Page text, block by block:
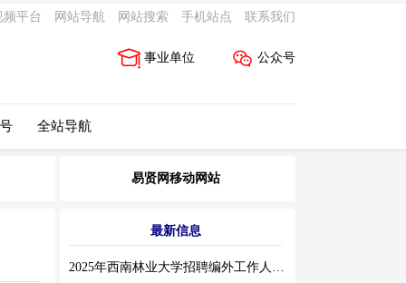
频平台 网站导航 网站搜索 手机站点 联系我们
公众号
事业单位
全站导航
易贤网移动网站
最新信息
2025年西南林业大学招聘编外工作人员公告（三）